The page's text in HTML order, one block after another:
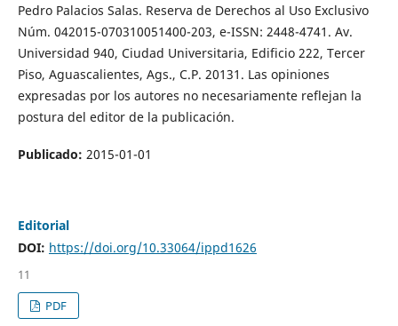
Pedro Palacios Salas. Reserva de Derechos al Uso Exclusivo
Núm. 042015-070310051400-203, e-ISSN: 2448-4741. Av.
Universidad 940, Ciudad Universitaria, Edificio 222, Tercer
Piso, Aguascalientes, Ags., C.P. 20131. Las opiniones
expresadas por los autores no necesariamente reflejan la
postura del editor de la publicación.
Publicado: 2015-01-01
Editorial
DOI: https://doi.org/10.33064/ippd1626
11
PDF